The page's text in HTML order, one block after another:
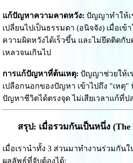
แก้ปัญหาความคาดหวัง: ปัญญาทำให้เ
เปลี่ยนไปเป็นธรรมดา (อนิจจัง) เมื่อเข้
ความผิดหวังได้เร็วขึ้น และไม่ยึดติดกั
เหลวจนเกินไป
การแก้ปัญหาที่ต้นเหตุ: ปัญญาช่วยให้เ
เปลือกนอกของปัญหา เข้าไปถึง "เหตุ"
ปัญหาชีวิตได้ตรงจุด ไม่เสียเวลาแก้ที่ป
สรุป: เมื่อรวมกันเป็นหนึ่ง (The
เมื่อเรานำทั้ง 3 ส่วนมาทำงานร่วมกัน
ผลลัพธ์ที่จับต้องได้: